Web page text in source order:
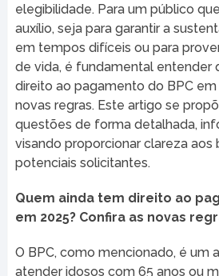
elegibilidade. Para um público
auxílio, seja para garantir a
em tempos difíceis ou para
de vida, é fundamental entender
direito ao pagamento do BPC em
novas regras. Este artigo se
questões de forma detalhada,
visando proporcionar clareza aos
potenciais solicitantes.
Quem ainda tem direito ao
em 2025? Confira as novas
O BPC, como mencionado, é um
atender idosos com 65 anos ou